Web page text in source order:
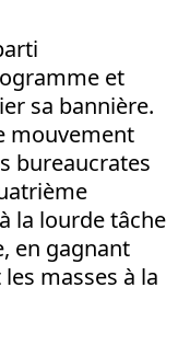
et
sa bannière.
mouvement
bureaucrates
la lourde tâche
en gagnant
masses à la